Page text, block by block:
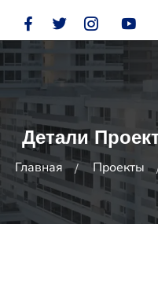
Детали
Главная Проекты